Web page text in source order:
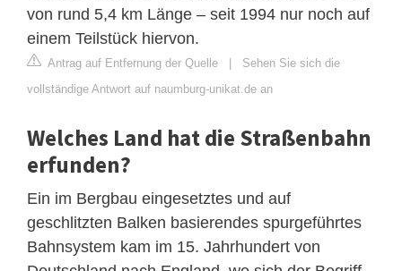
von rund 5,4 km Länge – seit 1994 nur noch auf
einem Teilstück hiervon.
Antrag auf Entfernung der Quelle | Sehen Sie sich die
vollständige Antwort auf naumburg-unikat.de an
Welches Land hat die Straßenbahn
erfunden?
Ein im Bergbau eingesetztes und auf
geschlitzten Balken basierendes spurgeführtes
Bahnsystem kam im 15. Jahrhundert von